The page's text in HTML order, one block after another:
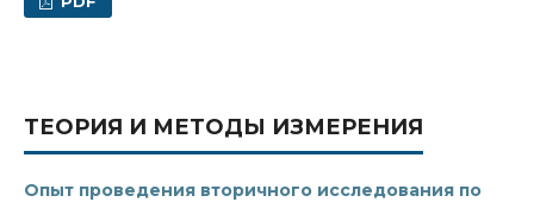
ТЕОРИЯ И МЕТОДЫ ИЗМЕРЕНИЯ
Опыт проведения вторичного исследования по